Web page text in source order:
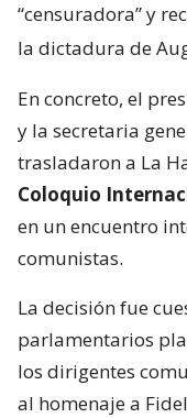
“censuradora” y
la dictadura de
En concreto, el
y la secretaria
trasladaron a La
Coloquio
en un encuentro
comunistas.
La decisión fue
parlamentarios
los dirigentes
al homenaje a